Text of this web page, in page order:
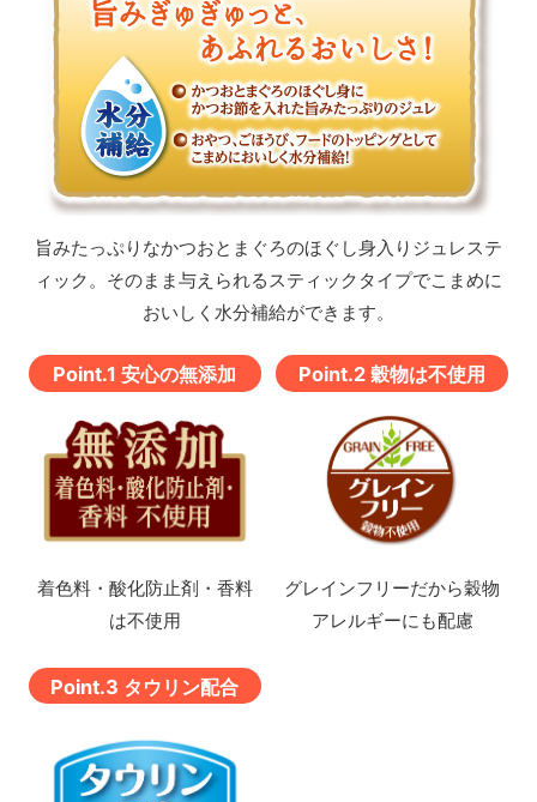
旨みたっぷりなかつおとまぐろのほぐし身入りジュレステ
ィック。 そのまま与えられるスティックタイプでこまめに
おいしく水分補給ができます。
Point.1 安心の無添加
着色料・酸化防止剤・香料
は不使用
Point.2 穀物は不使用
グレインフリーだから穀物
アレルギーにも配慮
Point.3 タウリン配合